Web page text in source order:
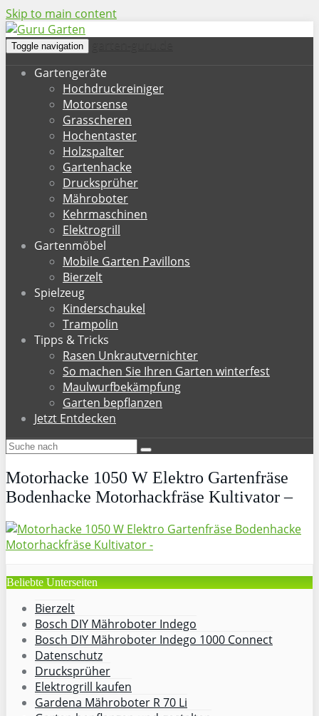
Skip to main content
Toggle navigation
Gartengeräte
Hochdruckreiniger
Motorsense
Grasscheren
Hochentaster
Holzspalter
Gartenhacke
Drucksprüher
Mähroboter
Kehrmaschinen
Elektrogrill
Gartenmöbel
Mobile Garten Pavillons
Bierzelt
Spielzeug
Kinderschaukel
Trampolin
Tipps & Tricks
Rasen Unkrautvernichter
So machen Sie Ihren Garten winterfest
Maulwurfbekämpfung
Garten bepflanzen
Jetzt Entdecken
Motorhacke 1050 W Elektro Gartenfräse
Bodenhacke Motorhackfräse Kultivator –
Beliebte Unterseiten
Bierzelt
Bosch DIY Mähroboter Indego
Bosch DIY Mähroboter Indego 1000 Connect
Datenschutz
Drucksprüher
Elektrogrill kaufen
Gardena Mähroboter R 70 Li